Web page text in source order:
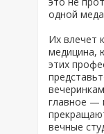
одной
Их влечет
медицина,
этих
главное —
вечные